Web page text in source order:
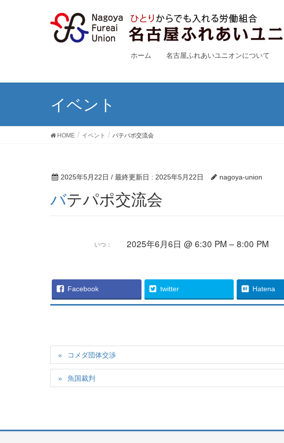
ホーム 名古屋ふれあいユニオンについて
イベント
HOME イベント バテパポ交流会
2025年5月22日 / 最終更新日 : 2025年5月22日 nagoya-union
バテパポ交流会
いつ： 2025年6月6日 @ 6:30 PM – 8:00 PM
Facebook twitter Hatena
コメダ団体交渉
魚国裁判